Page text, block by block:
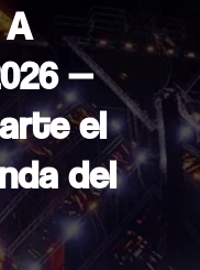
—
el
del